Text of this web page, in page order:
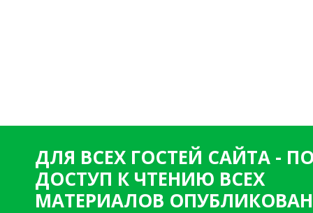
ДЛЯ ВСЕХ ГОСТЕЙ САЙТА -
ДОСТУП К ЧТЕНИЮ ВСЕХ
МАТЕРИАЛОВ